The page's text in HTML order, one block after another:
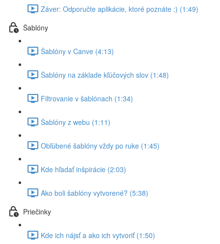
Záver: Odporučte aplikácie, ktoré poznáte :) (1:49)
Šablóny
Šablóny v Canve (4:13)
Šablóny na základe kľúčových slov (1:48)
Filtrovanie v šablónach (1:34)
Šablóny z webu (1:11)
Obľúbené šablóny vždy po ruke (1:45)
Kde hľadať inšpirácie (2:03)
Ako boli šablóny vytvorené? (5:38)
Priečinky
Kde ich nájsť a ako ich vytvoriť (1:50)